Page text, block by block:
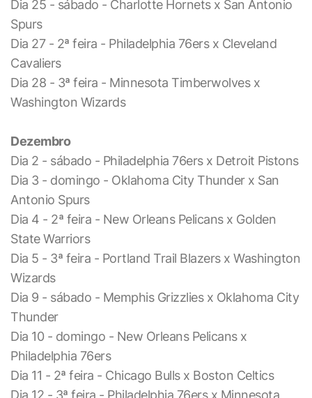
Dia 25 - sábado - Charlotte Hornets x San Antonio
Spurs
Dia 27 - 2ª feira - Philadelphia 76ers x Cleveland
Cavaliers
Dia 28 - 3ª feira - Minnesota Timberwolves x
Washington Wizards
Dezembro
Dia 2 - sábado - Philadelphia 76ers x Detroit Pistons
Dia 3 - domingo - Oklahoma City Thunder x San
Antonio Spurs
Dia 4 - 2ª feira - New Orleans Pelicans x Golden
State Warriors
Dia 5 - 3ª feira - Portland Trail Blazers x Washington
Wizards
Dia 9 - sábado - Memphis Grizzlies x Oklahoma City
Thunder
Dia 10 - domingo - New Orleans Pelicans x
Philadelphia 76ers
Dia 11 - 2ª feira - Chicago Bulls x Boston Celtics
Dia 12 - 3ª feira - Philadelphia 76ers x Minnesota